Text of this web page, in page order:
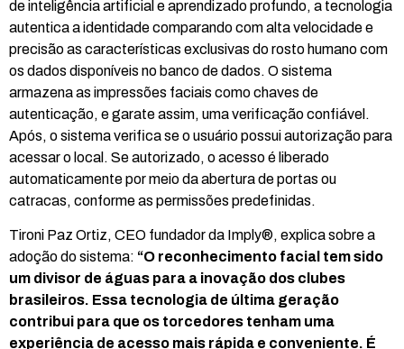
de inteligência artificial e aprendizado profundo, a tecnologia
autentica a identidade comparando com alta velocidade e
precisão as características exclusivas do rosto humano com
os dados disponíveis no banco de dados. O sistema
armazena as impressões faciais como chaves de
autenticação, e garate assim, uma verificação confiável.
Após, o sistema verifica se o usuário possui autorização para
acessar o local. Se autorizado, o acesso é liberado
automaticamente por meio da abertura de portas ou
catracas, conforme as permissões predefinidas.
Tironi Paz Ortiz, CEO fundador da Imply®, explica sobre a
adoção do sistema: “O reconhecimento facial tem sido
um divisor de águas para a inovação dos clubes
brasileiros. Essa tecnologia de última geração
contribui para que os torcedores tenham uma
experiência de acesso mais rápida e conveniente. É